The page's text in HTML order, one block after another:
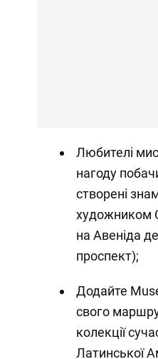
Любителі
нагоду
створені
художником
на Авеніда
проспект);
Додайте
свого
колекції
Латинської